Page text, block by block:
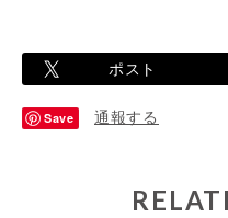
ポスト
Save 通報する